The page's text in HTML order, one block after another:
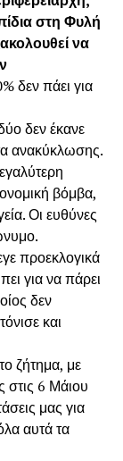
στη Φυλή
να
δεν πάει για
δεν έκανε
ανακύκλωσης.
βόμβα,
Οι ευθύνες
προεκλογικά
για να πάρει
δεν
και
ζήτημα, με
στις 6 Μάιου
μας για
αυτά τα